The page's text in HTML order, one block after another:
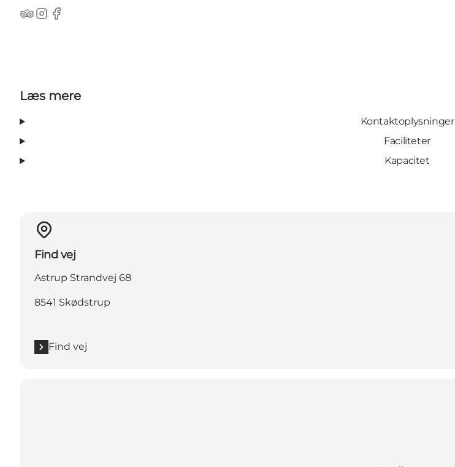
TripAdvisor
Instagram
Facebook
Læs mere
Kontaktoplysninger
Faciliteter
Kapacitet
Find vej
Astrup Strandvej 68
8541 Skødstrup
Find vej